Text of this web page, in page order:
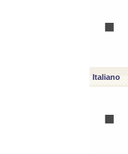
Italiano